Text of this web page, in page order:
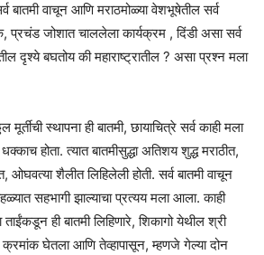
बातमी वाचून आणि मराठमोळ्या वेशभूषेतील सर्व
प्रचंड जोशात चाललेला कार्यक्रम , दिंडी असा सर्व
दृश्ये बघतोय की महाराष्ट्रातील ? असा प्रश्न मला
मूर्तीची स्थापना ही बातमी, छायाचित्रे सर्व काही मला
होता. त्यात बातमीसुद्धा अतिशय शुद्ध मराठीत,
ओघवत्या शैलीत लिहिलेली होती. सर्व बातमी वाचून
सहभागी झाल्याचा प्रत्यय मला आला. काही
ताईंकडून ही बातमी लिहिणारे, शिकागो येथील श्री
क्रमांक घेतला आणि तेव्हापासून, म्हणजे गेल्या दोन